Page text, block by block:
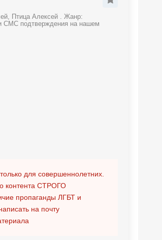
Птица Алексей . Жанр:
и СМС подтверждения на нашем
для совершеннолетних.
контента СТРОГО
пропаганды ЛГБТ и
на почту